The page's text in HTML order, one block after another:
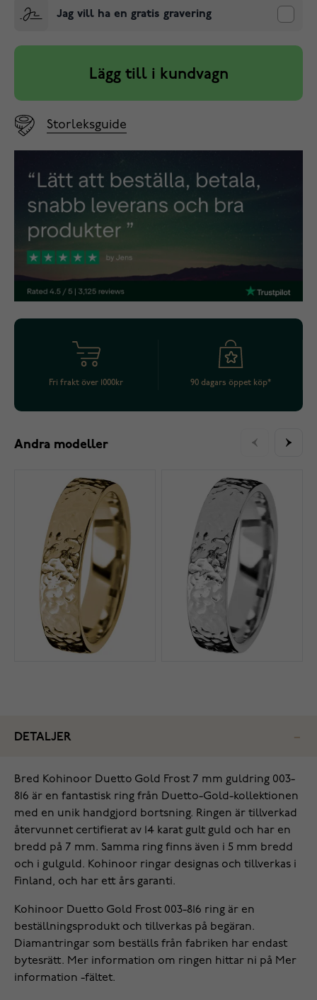
Jag vill ha en gratis gravering
Lägg till i kundvagn
Storleksguide
Fri frakt över 1000kr 90 dagars öppet köp*
Andra modeller
DETALJER
Bred Kohinoor Duetto Gold Frost 7 mm guldring 003-
816 är en fantastisk ring från Duetto-Gold-kollektionen
med en unik handgjord bortsning. Ringen är tillverkad
återvunnet certifierat av 14 karat gult guld och har en
bredd på 7 mm. Samma ring finns även i 5 mm bredd
och i gulguld. Kohinoor ringar designas och tillverkas i
Finland, och har ett års garanti.
Kohinoor Duetto Gold Frost 003-816 ring är en
beställningsprodukt och tillverkas på begäran.
Diamantringar som beställs från fabriken har endast
bytesrätt. Mer information om ringen hittar ni på Mer
information -fältet.